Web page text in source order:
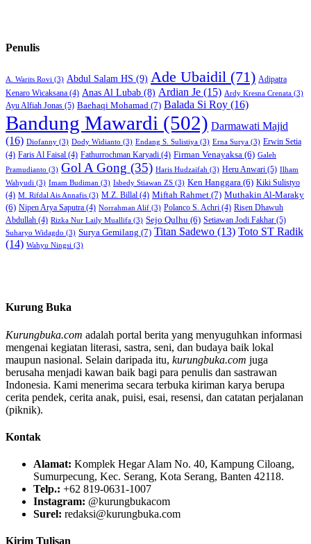
Penulis
A. Warits Rovi (3) Abdul Salam HS (9) Ade Ubaidil (71) Adipatra
Kenaro Wicaksana (4) Anas Al Lubab (8) Ardian Je (15) Ardy Kresna Crenata (3)
Ayu Alfiah Jonas (5) Baehaqi Mohamad (7) Balada Si Roy (16)
Bandung Mawardi (502) Darmawati Majid
(16) Diofanny (3) Dody Widianto (3) Endang S. Sulistiya (3) Erna Surya (3) Erwin Setia
(4) Faris Al Faisal (4) Fathurrochman Karyadi (4) Firman Venayaksa (6) Galeh
Pramudianto (3) Gol A Gong (35) Haris Hudzaifah (3) Heru Anwari (5) Ilham
Wahyudi (3) Imam Budiman (3) Isbedy Stiawan ZS (3) Ken Hanggara (6) Kiki Sulistyo
(4) M. Rifdal Ais Annafis (3) M.Z. Billal (4) Miftah Rahmet (7) Muthakin Al-Maraky
(6) Nipen Arya Saputra (4) Norrahman Alif (3) Polanco S. Achri (4) Risen Dhawuh
Abdullah (4) Rizka Nur Laily Muallifa (3) Sejo Qulhu (6) Setiawan Jodi Fakhar (5)
Suharyo Widagdo (3) Surya Gemilang (7) Titan Sadewo (13) Toto ST Radik
(14) Wahyu Ningsi (3)
Kurung Buka
Kurungbuka.com adalah portal berita yang menyuguhkan informasi
mengenai kegiatan literasi, sastra, seni, dan budaya baik lokal
maupun nasional. Selain daripada itu, kurungbuka.com juga
berusaha menjadi kawan baik bagi para penulis dan sastrawan
Indonesia. Kami menerima secara terbuka kiriman karya berupa
cerita pendek, cerita anak, puisi, esai, resensi, dan catatan perjalanan
(piknik).
Kontak
Alamat: Komplek Hegar Alam No. 40, Kampung Ciloang,
Sumurpecung, Kec. Serang, Kota Serang, Banten 42118.
Telp.: +62 819-0631-1007
Instagram: @kurungbukacom
Surel: redaksi@kurungbuka.com
Kirim Tulisan